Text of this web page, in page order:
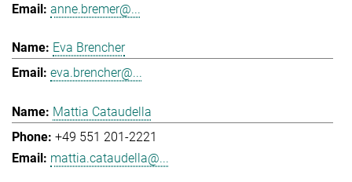
anne.bremer@...
Eva Brencher
eva.brencher@...
Mattia Cataudella
+49 551 201-2221
mattia.cataudella@...